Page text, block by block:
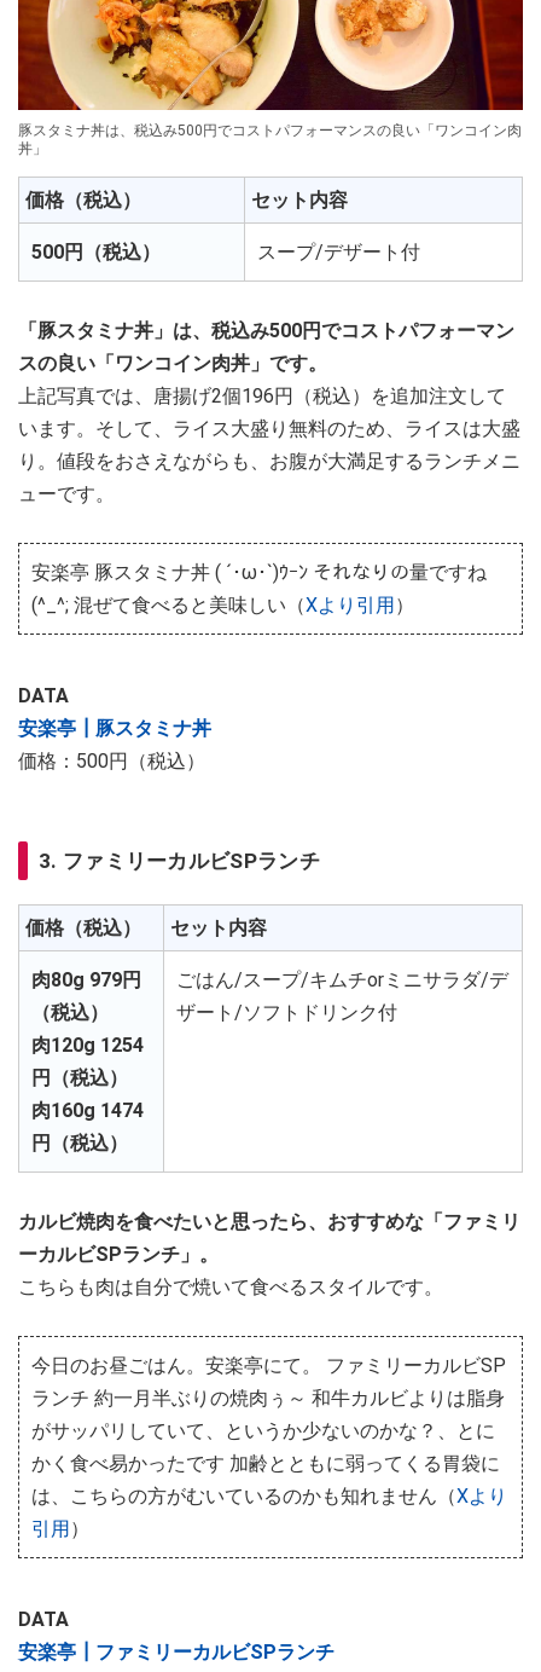
豚スタミナ丼は、税込み500円でコストパフォーマンスの良い「ワンコイン肉
丼」
価格（税込） セット内容
500円（税込） スープ/デザート付
「豚スタミナ丼」は、税込み500円でコストパフォーマン
スの良い「ワンコイン肉丼」です。
上記写真では、唐揚げ2個196円（税込）を追加注文して
います。そして、ライス大盛り無料のため、ライスは大盛
り。値段をおさえながらも、お腹が大満足するランチメニ
ューです。
安楽亭 豚スタミナ丼 ( ´･ω･`)ｳｰﾝ それなりの量ですね
(︎^_^; 混ぜて食べると美味しい（Xより引用）
DATA
安楽亭┃豚スタミナ丼
価格：500円（税込）
3. ファミリーカルビSPランチ
価格（税込） セット内容
肉80g 979円
（税込）
肉120g 1254
円（税込）
肉160g 1474
円（税込）
ごはん/スープ/キムチorミニサラダ/デ
ザート/ソフトドリンク付
カルビ焼肉を食べたいと思ったら、おすすめな「ファミリ
ーカルビSPランチ」。
こちらも肉は自分で焼いて食べるスタイルです。
今日のお昼ごはん。安楽亭にて。 ファミリーカルビSP
ランチ 約一月半ぶりの焼肉ぅ～ 和牛カルビよりは脂身
がサッパリしていて、というか少ないのかな？、とに
かく食べ易かったです 加齢とともに弱ってくる胃袋に
は、こちらの方がむいているのかも知れません（Xより
引用）
DATA
安楽亭┃ファミリーカルビSPランチ